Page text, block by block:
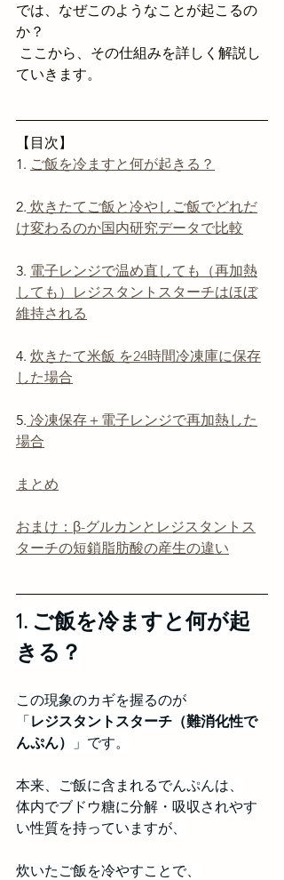
では、なぜこのようなことが起こるの
か？
ていきます。
【目次】
1. ご飯を冷ますと何が起きる？
2. 炊きたてご飯と冷やしご飯でどれだ
け変わるのか国内研究データで比較
3. 電子レンジで温め直しても（再加熱
しても）レジスタントスターチはほぼ
維持される
4. 炊きたて米飯 を24時間冷凍庫に保存
した場合
5. 冷凍保存＋電子レンジで再加熱した
場合
まとめ
おまけ：β-グルカンとレジスタントス
ターチの短鎖脂肪酸の産生の違い
1. ご飯を冷ますと何が起
きる？
この現象のカギを握るのが
「レジスタントスターチ（難消化性で
んぷん）
」です。
本来、ご飯に含まれるでんぷんは、
体内でブドウ糖に分解・吸収されやす
い性質を持っていますが、
炊いたご飯を冷やすことで、